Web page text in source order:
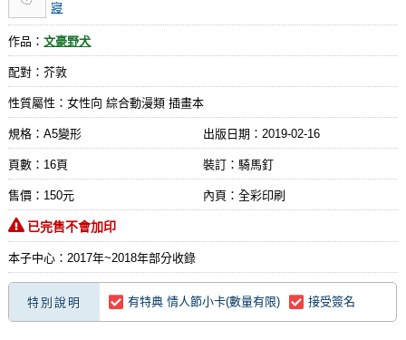
寢
作品：文豪野犬
配對：芥敦
性質屬性：女性向 綜合動漫類 插畫本
規格：A5變形 出版日期： 2019-02-16
頁數：16頁 裝訂：騎馬釘
售價：150元 內頁：全彩印刷
已完售不會加印
本子中心：2017年~2018年部分收錄
特別說明 有特典 情人節小卡(數量有限) 接受簽名